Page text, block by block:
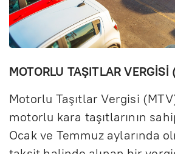
MOTORLU TAŞITLAR
Motorlu Taşıtlar Vergisi
motorlu kara taşıtlarının
Ocak ve Temmuz aylarında